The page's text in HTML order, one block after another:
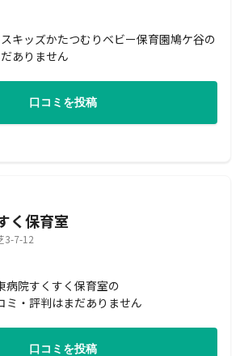
キッズかたつむりベビー保育園鳩ケ谷の
ありません
口コミを投稿
く保育室
3-7-12
病院すくすく保育室の
ミ・評判はまだありません
口コミを投稿